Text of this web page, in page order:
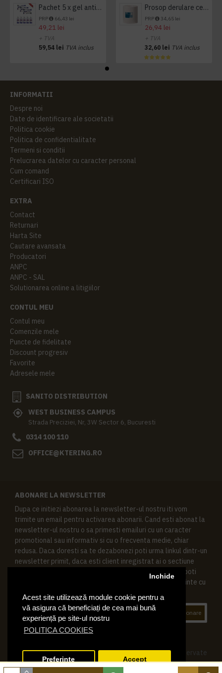
Acest site utilizează module cookie pentru a
vă asigura că beneficiați de cea mai bună
experiență pe site-ul nostru
POLITICA COOKIES
Inchide
Preferinte Accept
Pachet 5 x gel antibacterian 50ml si 3 x Servetele antibacteriene 48 buc Hygienium
PRP 66,43 lei
49,21 lei
+ TVA
59,54 lei TVA inclus
Prosop derulare centrala 1 pliu, 300 m Tork
PRP 34,65 lei
26,94 lei
+ TVA
32,60 lei TVA inclus
INFORMATII
Despre noi
Date de identificare ale societatii
Politica cookie
Politica de confidentialitate
Termeni si conditii
Prelucrarea datelor cu caracter personal
Cum comand
Certificari ISO
EXTRA
Contact
Returnari
Harta Site
Cautare avansata
Producatori
ANPC
ANPC - SAL
Solutionarea online a litigiilor
CONTUL MEU
Contul meu
Comenzile mele
Puncte de fidelitate
Discount progresiv
Favorite
Adresele mele
SANITO DISTRIBUTION
WEST BUSINESS CAMPUS
Strada Preciziei, Nr, 3W Sector 6, Bucuresti
0314 100 110
OFFICE@KTERING.RO
ABONARE LA NEWSLETTER
Dupa ce initiezi abonarea la newsletter-ul nostru iti vom
trimite un email pentru activarea abonarii. Cand esti abonat la
newsletter-ul nostru o sa primesti emailuri cu un caracter
promotional sau informativ si cu o frecventa medie, chiar
redusa. Daca doresti sa te dezabonezi poti urma linkul dintr-un
newsletter primit, daca esti client inregistrat ai o sectiune
speciala in contul tau in acest scop, si de asemenea ne poti
contacta oricand pe email pentru orice intrebari sau cerinte cu
Abonare
© 2019 Ktering.ro , Toate drepturile rezervate